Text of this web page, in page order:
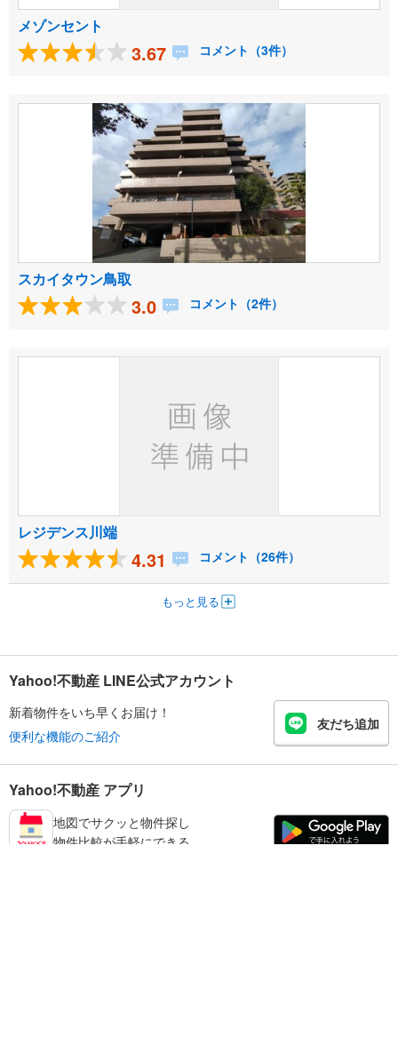
メゾンセント
3.67 コメント（3件）
スカイタウン鳥取
3.0 コメント（2件）
レジデンス川端
4.31 コメント（26件）
もっと見る
Yahoo!不動産 LINE公式アカウント
新着物件をいち早くお届け！
便利な機能のご紹介
友だち追加
Yahoo!不動産 アプリ
地図でサクッと物件探し
物件比較が手軽にできる